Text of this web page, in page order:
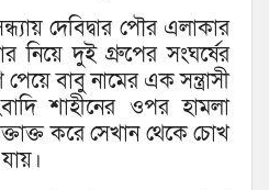
দেবিদ্বার পৌর এলাকার
নিয়ে দুই গ্রুপের সংঘর্ষের
বাবু নামের এক সন্ত্রাসী
শাহীনের ওপর হামলা
করে সেখান থেকে চোখ